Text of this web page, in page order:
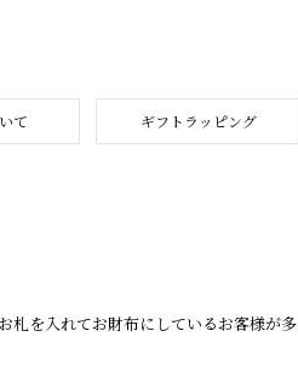
て ギフトラッピング
札を入れてお財布にしているお客様が多